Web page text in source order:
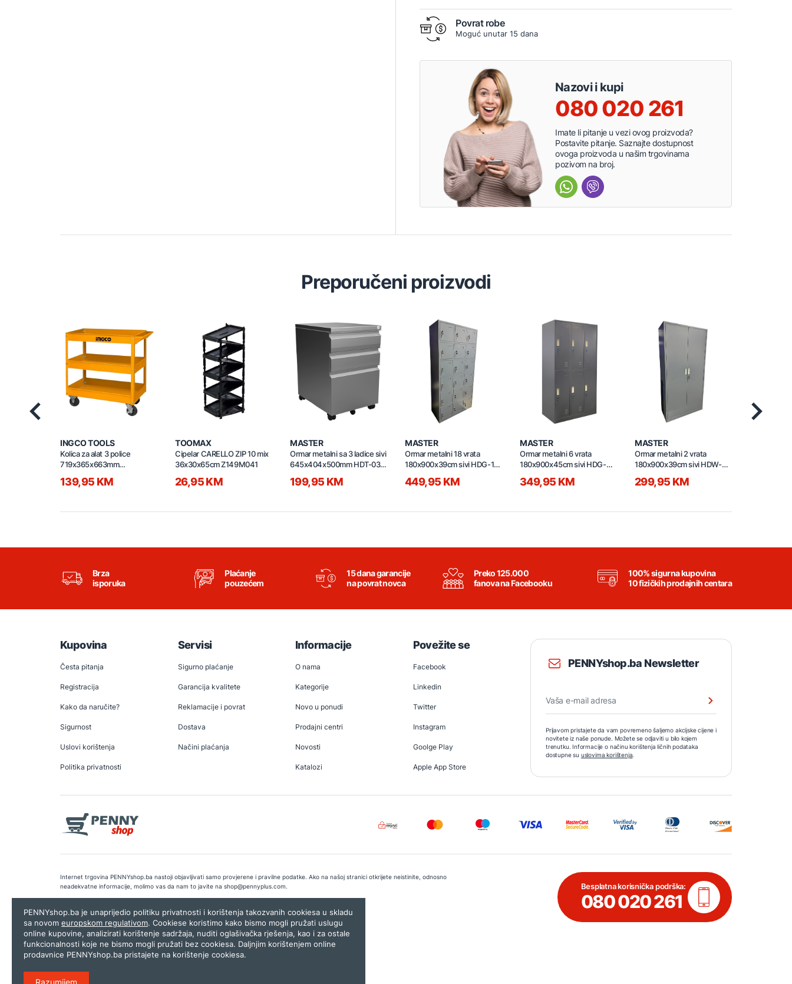
Povrat robe
Moguć unutar 15 dana
Nazovi i kupi
080 020 261
Imate li pitanje u vezi ovog proizvoda?
Postavite pitanje. Saznajte dostupnost
ovoga proizvoda u našim trgovinama
pozivom na broj.
Preporučeni proizvodi
INGCO TOOLS
Kolica za alat 3 police
719x365x663mm
HPTCT031
139,95 KM
TOOMAX
Cipelar CARELLO ZIP 10 mix
36x30x65cm Z149M041
26,95 KM
MASTER
Ormar metalni sa 3 ladice sivi
645x404x500mm HDT-03L-
RAL7016
199,95 KM
MASTER
Ormar metalni 18 vrata
180x900x39cm sivi HDG-18-
RAL7016
449,95 KM
MASTER
Ormar metalni 6 vrata
180x900x45cm sivi HDG-
06-RAL7016
349,95 KM
MASTER
Ormar metalni 2 vrata
180x900x39cm sivi HDW-
02-RAL7016
299,95 KM
Brza
isporuka
Plaćanje
pouzećem
15 dana garancije
na povrat novca
Preko 125.000
fanova na Facebooku
100% sigurna kupovina
10 fizičkih prodajnih centara
PENNYshop.ba Newsletter
Prijavom pristajete da vam povremeno šaljemo akcijske cijene i
novitete iz naše ponude. Možete se odjaviti u bilo kojem
trenutku. Informacije o načinu korištenja ličnih podataka
dostupne su uslovima korištenja.
Kupovina
Česta pitanja
Registracija
Kako da naručite?
Sigurnost
Uslovi korištenja
Politika privatnosti
Servisi
Sigurno plaćanje
Garancija kvalitete
Reklamacije i povrat
Dostava
Načini plaćanja
Informacije
O nama
Kategorije
Novo u ponudi
Prodajni centri
Novosti
Katalozi
Povežite se
Facebook
Linkedin
Twitter
Instagram
Goolge Play
Apple App Store
Besplatna korisnička podrška:
080 020 261
Internet trgovina PENNYshop.ba nastoji objavljivati samo provjerene i pravilne podatke. Ako na našoj stranici otkrijete neistinite, odnosno
neadekvatne informacije, molimo vas da nam to javite na shop@pennyplus.com.
Copyright © 2026.Penny plus d.o.o. Sarajevo.Dizajn i programiranje:Lampa.ba
PENNYshop.ba je unaprijedio politiku privatnosti i korištenja takozvanih cookiesa u skladu
sa novom europskom regulativom. Cookiese koristimo kako bismo mogli pružati uslugu
online kupovine, analizirati korištenje sadržaja, nuditi oglašivačka rješenja, kao i za ostale
funkcionalnosti koje ne bismo mogli pružati bez cookiesa. Daljnjim korištenjem online
prodavnice PENNYshop.ba pristajete na korištenje cookiesa.
Razumijem